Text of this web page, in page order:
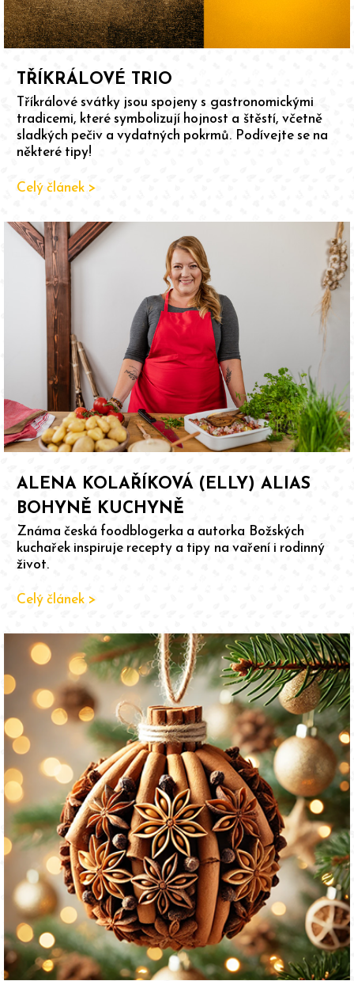
TŘÍKRÁLOVÉ TRIO
Tříkrálové svátky jsou spojeny s gastronomickými
tradicemi, které symbolizují hojnost a štěstí, včetně
sladkých pečiv a vydatných pokrmů. Podívejte se na
některé tipy!
Celý článek >
ALENA KOLAŘÍKOVÁ (ELLY) ALIAS
BOHYNĚ KUCHYNĚ
Známa česká foodblogerka a autorka Božských
kuchařek inspiruje recepty a tipy na vaření i rodinný
život.
Celý článek >